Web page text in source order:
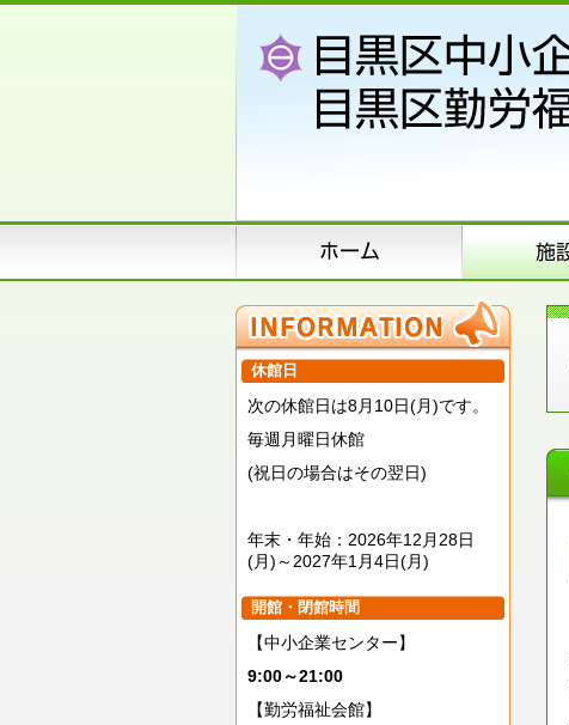
休館日
次の休館日は8月10日(月)です。
毎週月曜日休館
(祝日の場合はその翌日)
年末・年始：2026年12月28日
(月)～2027年1月4日(月)
開館・閉館時間
【中小企業センター】
9:00～21:00
【勤労福祉会館】